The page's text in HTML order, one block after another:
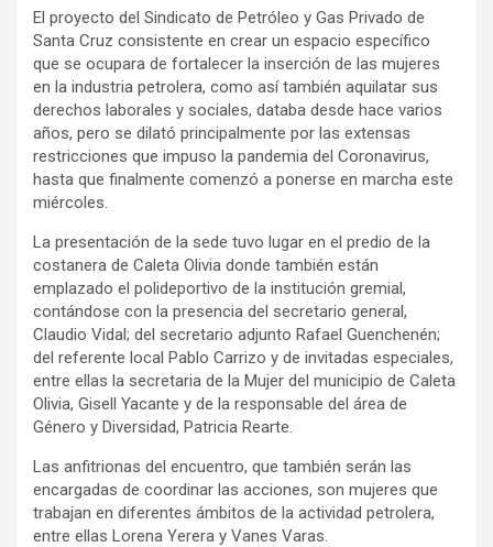
El proyecto del Sindicato de Petróleo y Gas Privado de
Santa Cruz consistente en crear un espacio específico
que se ocupara de fortalecer la inserción de las mujeres
en la industria petrolera, como así también aquilatar sus
derechos laborales y sociales, databa desde hace varios
años, pero se dilató principalmente por las extensas
restricciones que impuso la pandemia del Coronavirus,
hasta que finalmente comenzó a ponerse en marcha este
miércoles.
La presentación de la sede tuvo lugar en el predio de la
costanera de Caleta Olivia donde también están
emplazado el polideportivo de la institución gremial,
contándose con la presencia del secretario general,
Claudio Vidal; del secretario adjunto Rafael Guenchenén;
del referente local Pablo Carrizo y de invitadas especiales,
entre ellas la secretaria de la Mujer del municipio de Caleta
Olivia, Gisell Yacante y de la responsable del área de
Género y Diversidad, Patricia Rearte.
Las anfitrionas del encuentro, que también serán las
encargadas de coordinar las acciones, son mujeres que
trabajan en diferentes ámbitos de la actividad petrolera,
entre ellas Lorena Yerera y Vanes Varas.